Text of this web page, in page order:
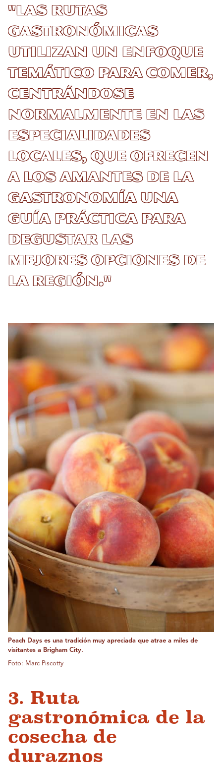
"Las rutas
gastronómicas
utilizan un enfoque
temático para comer,
centrándose
normalmente en las
especialidades
locales, que ofrecen
a los amantes de la
gastronomía una
guía práctica para
degustar las
mejores opciones de
la región."
Peach Days es una tradición muy apreciada que atrae a miles de
visitantes a Brigham City.
Foto: Marc Piscotty
3. Ruta
gastronómica de la
cosecha de
duraznos